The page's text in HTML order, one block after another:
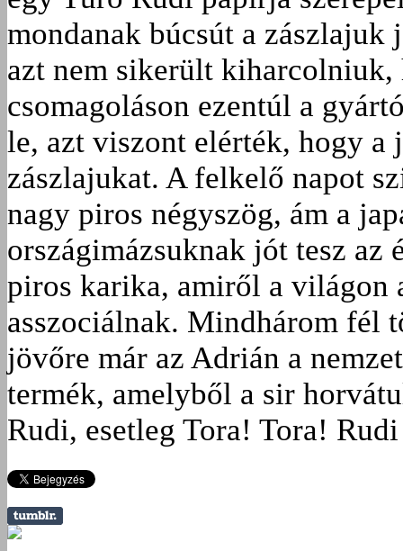
mondanak búcsút a
azt nem sikerült
csomagoláson ezentúl a
le, azt viszont elérték, hogy a
zászlajukat. A felkelő napot
nagy piros négyszög, ám a
országimázsuknak jót tesz az
piros karika, amiről a világon
asszociálnak. Mindhárom fél
jövőre már az Adrián a
termék, amelyből a sir
Rudi, esetleg Tora! Tora!